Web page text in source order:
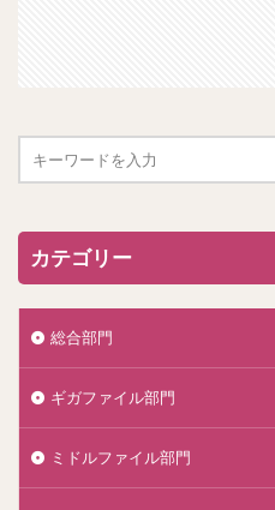
カテゴリー
総合部門
ギガファイル部門
ミドルファイル部門